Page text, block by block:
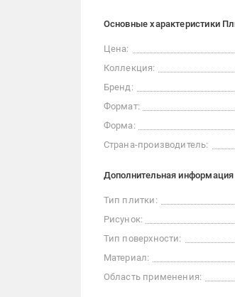
Основные характеристики
Цена:
Коллекция:
Бренд:
Формат:
Форма:
Страна-производитель:
Дополнительная информация
Тип плитки:
Рисунок:
Тип поверхности:
Материал:
Область применения: